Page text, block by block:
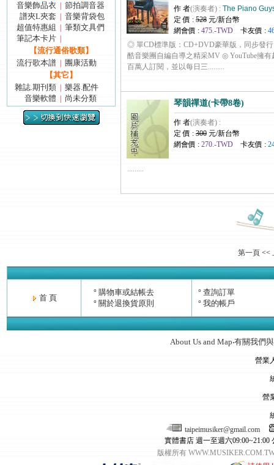
音樂飾品衣
節拍調音器
譜夾L夾套
音樂背袋包
超值特惠組
筆類文具們
筆記本卡片
【流行通俗歌類】
流行歌本譜
團康活動
【其它】
雜誌.期刊類
樂器.配件
音樂軟體
尚未分類
作 者(演奏者) : The Piano
定 價 : 528 元/新台幣
網會價 : 475.-TWD 卡友價 :
◎ 單CD標準版：CD+DVD豪華版，同步發
酷音樂團自編自導之精采MV ◎ YouTube擁
百萬人訂閱，並以每日三.........
琴韻禪道(卡帶8卷)
作 者(演奏者) :
定 價 : 300 元/新台幣
網會價 : 270.-TWD 卡友價 :
.........
第一頁<<
首 頁
° 購物車或結帳去
° 關於退換貨原則
° 查詢訂單
° 我的帳戶
About Us and Map‧有關我們
營業
營
taipeimusiker@gmail.com
實體書店 週一至週六09:00~21:00
版權所有